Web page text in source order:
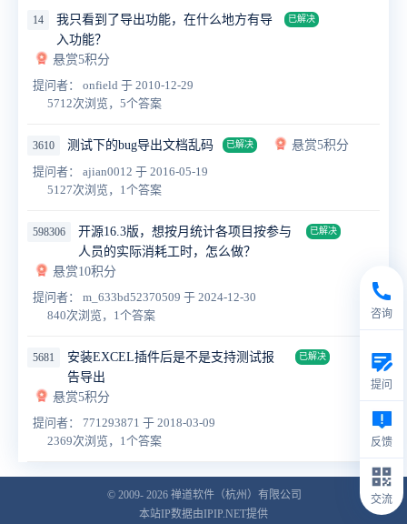
14
我只看到了导出功能，在什么地方有导
入功能？
已解决
悬赏5积分
提问者： onfield 于 2010-12-29
5712次浏览，5个答案
3610 测试下的bug导出文档乱码 已解决
悬赏5积分
提问者： ajian0012 于 2016-05-19
5127次浏览，1个答案
598306
开源16.3版，想按月统计各项目按参与
人员的实际消耗工时，怎么做？
已解决
悬赏10积分
提问者： m_633bd52370509 于 2024-12-30
840次浏览，1个答案
5681
安装EXCEL插件后是不是支持测试报
告导出
已解决
悬赏5积分
提问者： 771293871 于 2018-03-09
2369次浏览，1个答案
© 2009- 2026 禅道软件（杭州）有限公司
本站IP数据由IPIP.NET提供
咨询
提问
反馈
交流